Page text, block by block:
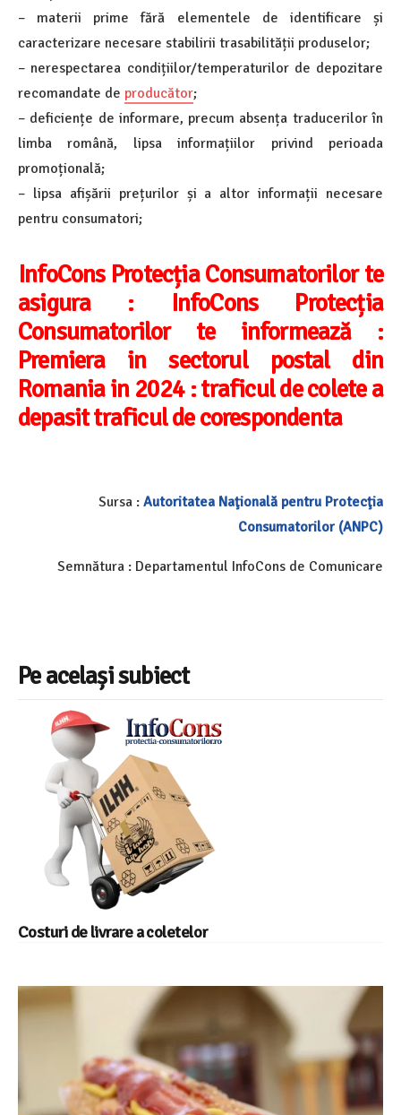
– materii prime fără elementele de identificare și
caracterizare necesare stabilirii trasabilității produselor;
– nerespectarea condițiilor/temperaturilor de depozitare
recomandate de producător;
– deficiențe de informare, precum absența traducerilor în
limba română, lipsa informațiilor privind perioada
promoțională;
– lipsa afișării prețurilor și a altor informații necesare
pentru consumatori;
InfoCons Protecția Consumatorilor te
asigura : InfoCons Protecția
Consumatorilor te informează :
Premiera in sectorul postal din
Romania in 2024 : traficul de colete a
depasit traficul de corespondenta
Sursa : Autoritatea Naţională pentru Protecţia
Consumatorilor (ANPC)
Semnătura : Departamentul InfoCons de Comunicare
Pe același subiect
Costuri de livrare a coletelor